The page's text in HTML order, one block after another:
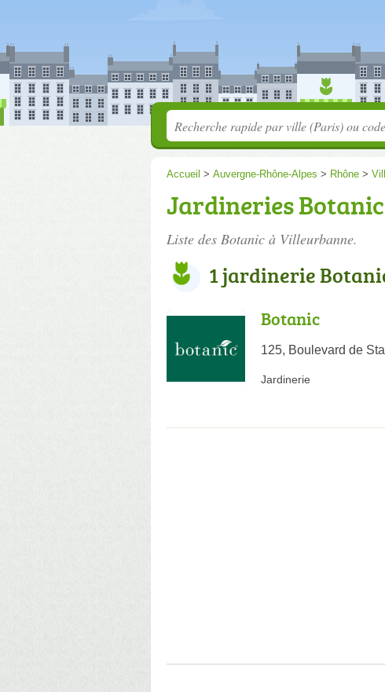
Accueil > Auvergne-Rhône-Alpes > Rhône >
Jardineries
Liste des Botanic à Villeurbanne.
1 jardinerie
Botanic
125, Boulevard de
Jardinerie